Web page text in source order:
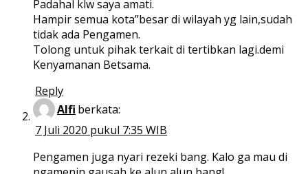
Padahal klw saya amati.
Hampir semua kota”besar di wilayah yg lain,sudah
tidak ada Pengamen.
Tolong untuk pihak terkait di tertibkan lagi.demi
Kenyamanan Betsama.
Reply
Alfi berkata:
7 Juli 2020 pukul 7:35 WIB
Pengamen juga nyari rezeki bang. Kalo ga mau di